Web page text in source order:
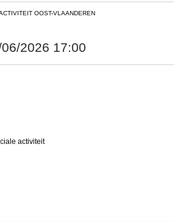
OOST-VLAANDEREN
2026 17:00
activiteit